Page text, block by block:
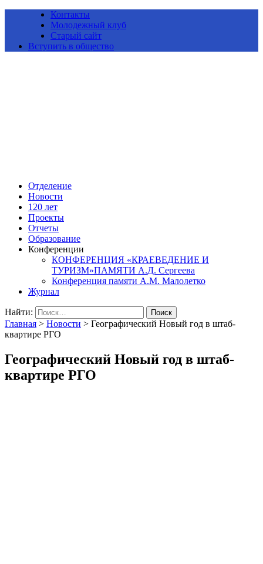
Контакты
Молодежный клуб
Старый сайт
Вступить в общество
Отделение
Новости
120 лет
Проекты
Отчеты
Образование
Конференции
КОНФЕРЕНЦИЯ «КРАЕВЕДЕНИЕ И
ТУРИЗМ»ПАМЯТИ А.Д. Сергеева
Конференция памяти А.М. Малолетко
Журнал
Найти:
Главная > Новости > Географический Новый год в штаб-
квартире РГО
Географический Новый год в штаб-
квартире РГО